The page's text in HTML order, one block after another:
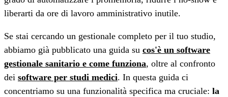
liberarti da ore di lavoro amministrativo inutile.
Se stai cercando un gestionale completo per il tuo studio,
abbiamo già pubblicato una guida su cos'è un software
gestionale sanitario e come funziona, oltre al confronto
dei software per studi medici. In questa guida ci
concentriamo su una funzionalità specifica ma cruciale: la